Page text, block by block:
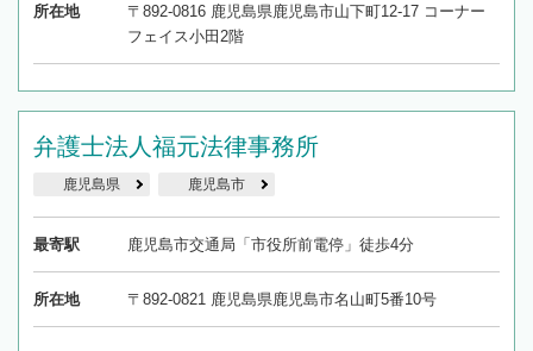
所在地
〒892-0816 鹿児島県鹿児島市山下町12-17 コーナー
フェイス小田2階
弁護士法人福元法律事務所
鹿児島県 鹿児島市
最寄駅 鹿児島市交通局「市役所前電停」徒歩4分
所在地 〒892-0821 鹿児島県鹿児島市名山町5番10号